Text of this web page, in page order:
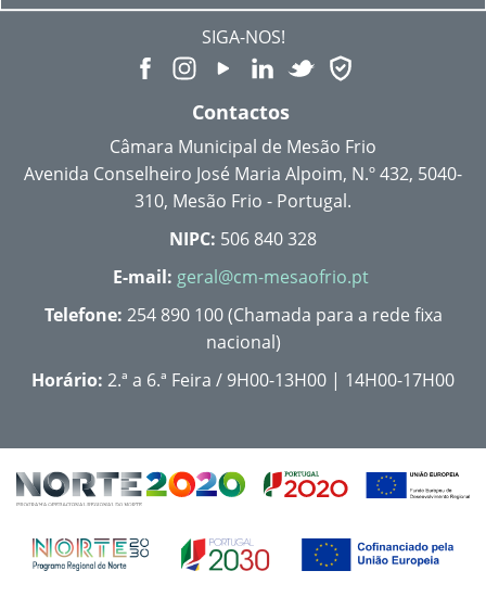
SIGA-NOS!
Contactos
Câmara Municipal de Mesão Frio
Avenida Conselheiro José Maria Alpoim, N.º 432, 5040-
310, Mesão Frio - Portugal.
NIPC: 506 840 328
E-mail: geral@cm-mesaofrio.pt
Telefone: 254 890 100 (Chamada para a rede fixa
nacional)
Horário: 2.ª a 6.ª Feira / 9H00-13H00 | 14H00-17H00